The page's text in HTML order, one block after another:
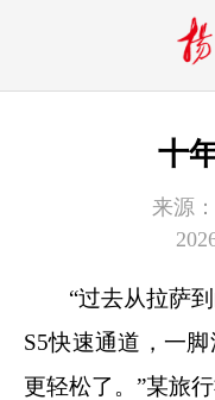
十
来源：
“过去从拉萨
S5快速通道，一
更轻松了。”某旅